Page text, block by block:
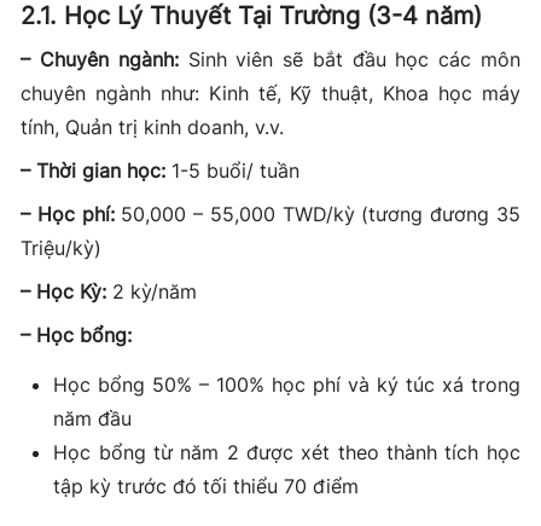
2.1. Học Lý Thuyết Tại Trường (3-4 năm)
– Chuyên ngành:Sinh viên sẽ bắt đầu học các môn
chuyên ngành như: Kinh tế, Kỹ thuật, Khoa học máy
tính, Quản trị kinh doanh, v.v.
– Thời gian học: 1-5 buổi/ tuần
– Học phí:50,000 – 55,000 TWD/kỳ (tương đương 35
Triệu/kỳ)
– Học Kỳ: 2 kỳ/năm
– Học bổng:
Học bổng 50% – 100% học phí và ký túc xá trong
năm đầu
Học bổng từ năm 2 được xét theo thành tích học
tập kỳ trước đó tối thiểu 70 điểm